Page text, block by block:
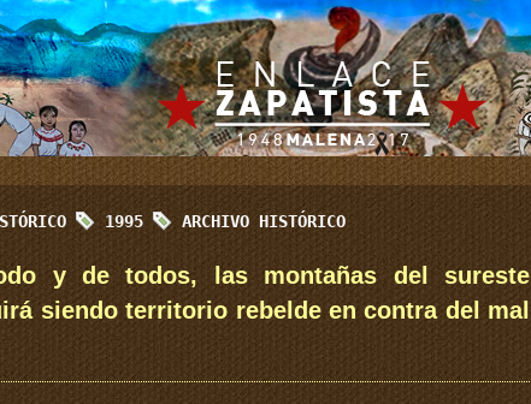
1995 ARCHIVO HISTÓRICO
y de todos, las montañas del sureste
siendo territorio rebelde en contra del mal